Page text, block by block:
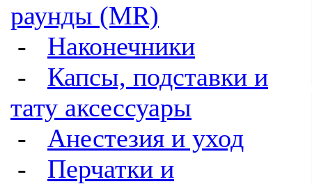
раунды (MR)
- Наконечники
- Капсы, подставки и
тату аксессуары
- Анестезия и уход
- Перчатки и